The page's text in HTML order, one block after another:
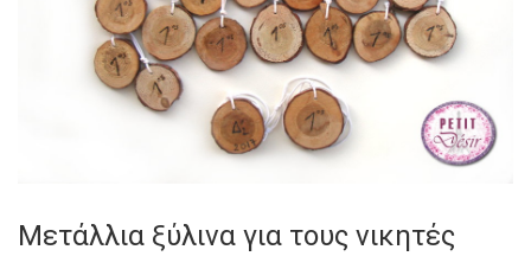
Μετάλλια ξύλινα για τους νικητές